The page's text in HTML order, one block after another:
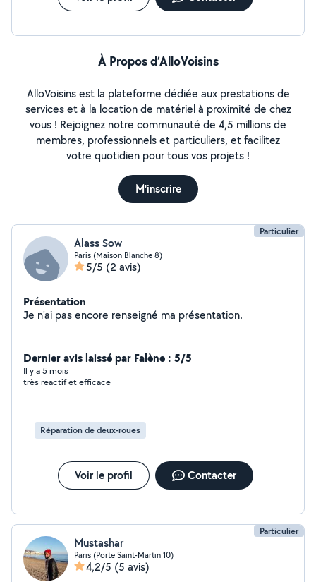
À Propos d’AlloVoisins
AlloVoisins est la plateforme dédiée aux prestations de
services et à la location de matériel à proximité de chez
vous ! Rejoignez notre communauté de 4,5 millions de
membres, professionnels et particuliers, et facilitez
votre quotidien pour tous vos projets !
M'inscrire
Particulier
Alass Sow
Paris (Maison Blanche 8)
5/5 (2 avis)
Présentation
Je n'ai pas encore renseigné ma présentation.
Dernier avis laissé par Falène : 5/5
Il y a 5 mois
très reactif et efficace
Réparation de deux-roues
Voir le profil Contacter
Particulier
Mustashar
Paris (Porte Saint-Martin 10)
4,2/5 (5 avis)